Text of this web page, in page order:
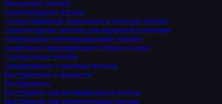
Виниловые пленки
Архитектурные пленки
Солнцезащитные зеркальные и цветные пленки
Архитектурные пленки для наружной установки
Атермальные теплоотражающие пленки
Защитные и бронирующие пленки на окна
Специальные плёнки
Декоративные и матовые пленки
Инструменты и жидкости
Инструменты
Инструмент для автомобильных пленок
Инструмент для архитектурных пленок